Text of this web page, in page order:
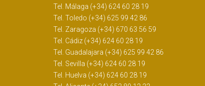
Tel. Málaga (+34) 624 60 28 19
Tel. Toledo (+34) 625 99 42 86
Tel. Zaragoza (+34) 670 63 56 59
Tel. Cádiz (+34) 624 60 28 19
Tel. Guadalajara (+34) 625 99 42 86
Tel. Sevilla (+34) 624 60 28 19
Tel. Huelva (+34) 624 60 28 19